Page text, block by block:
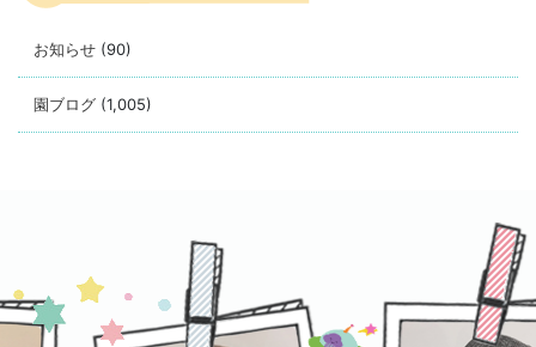
お知らせ (90)
園ブログ (1,005)